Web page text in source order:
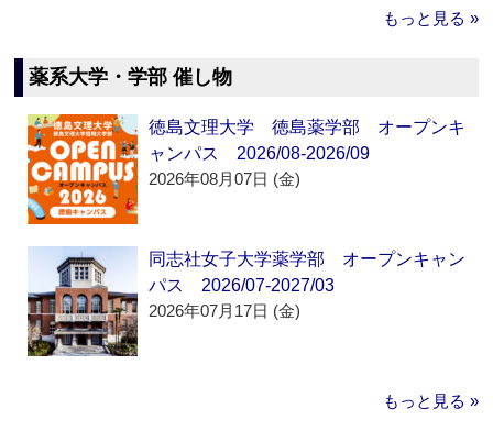
もっと見る »
薬系大学・学部 催し物
徳島文理大学 徳島薬学部 オープンキ
ャンパス 2026/08-2026/09
2026年08月07日 (金)
同志社女子大学薬学部 オープンキャン
パス 2026/07-2027/03
2026年07月17日 (金)
もっと見る »